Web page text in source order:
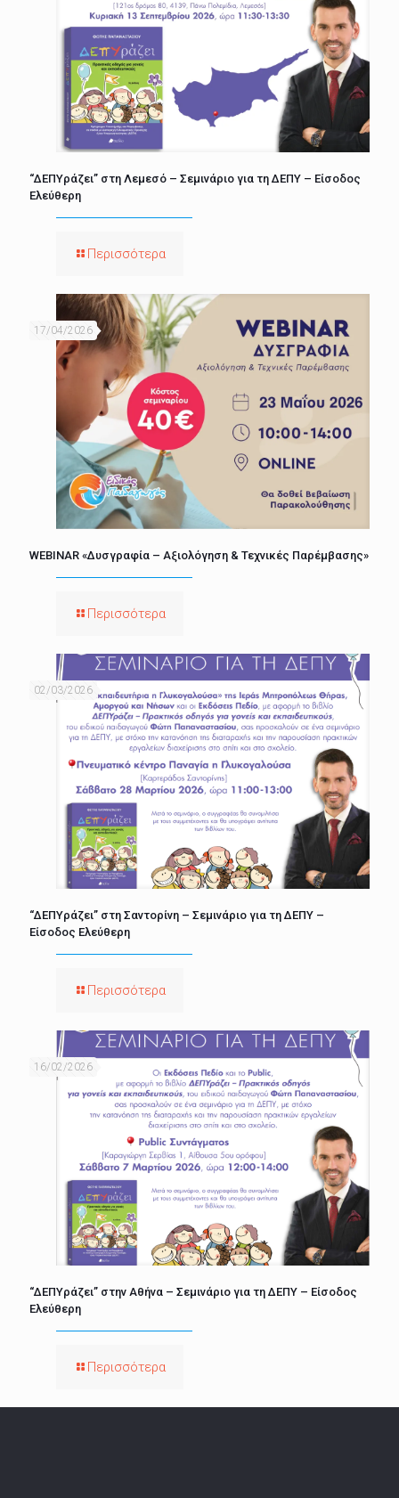
“ΔΕΠΥράζει” στη Λεμεσό – Σεμινάριο για τη ΔΕΠΥ – Είσοδος
Ελεύθερη
Περισσότερα
17/04/2026
WEBINAR «Δυσγραφία – Αξιολόγηση & Τεχνικές Παρέμβασης»
Περισσότερα
02/03/2026
“ΔΕΠΥράζει” στη Σαντορίνη – Σεμινάριο για τη ΔΕΠΥ –
Είσοδος Ελεύθερη
Περισσότερα
16/02/2026
“ΔΕΠΥράζει” στην Αθήνα – Σεμινάριο για τη ΔΕΠΥ – Είσοδος
Ελεύθερη
Περισσότερα